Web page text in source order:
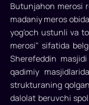
Butunjahon merosi
madaniy meros
yog'och ustunli va
merosi" sifatida
Sherefeddin
qadimiy
strukturaning
dalolat beruvchi